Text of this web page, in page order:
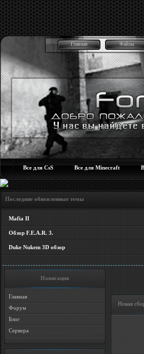
Главная Файлы
Все для CsS Все для Minecraft
Последние обновленные
Mafia II
Обзор F.E.A.R. 3.
Duke Nukem 3D обзор
Навигация
Главная
Форум
Блог
Сервера
Нoвая